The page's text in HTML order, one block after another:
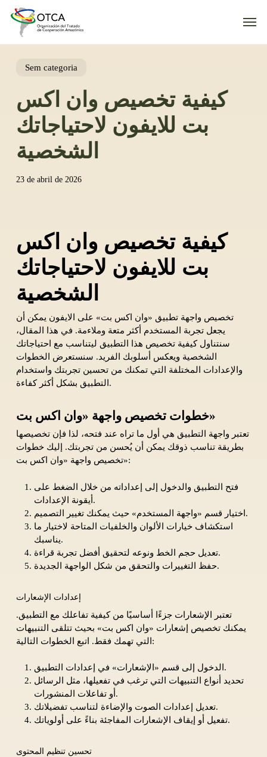
content
Menu
Sem categoria
كيفية تخصيص وان اكس
بت للايفون لاحتياجاتك
الشخصية
23 de abril de 2026
كيفية تخصيص وان اكس
بت للايفون لاحتياجاتك
الشخصية
تخصيص واجهة تطبيق «وان اكس بت» على الايفون يمكن أن
يجعل تجربة المستخدم أكثر متعة وملاءمة. في هذا المقال،
سنتناول كيفية تخصيص هذا التطبيق ليتناسب مع احتياجاتك
الشخصية ويعكس أسلوبك الفريد. سنستعرض الخطوات
والإعدادات المختلفة التي تمكنك من تحسين تجربتك واستخدام
التطبيق بشكل أكثر كفاءة.
خطوات تخصيص واجهة «وان اكس بت»
تعتبر واجهة التطبيق هي أول ما تراه عند فتحه، لذا فإن تخصيصها
بطريقة تناسب ذوقك يمكن أن يُحسن من تجربتك. إليك خطوات
تخصيص واجهة «وان اكس بت»:
فتح التطبيق والدخول إلى إعداداته من خلال الضغط على
أيقونة الإعدادات.
اختيار قسم «واجهة المستخدم» حيث يمكنك تغيير التصميم.
استكشاف خيارات الألوان والخلفيات المتاحة لاختيار ما
يناسبك.
تعديل حجم الخط ونوعه لتحقيق أفضل تجربة قراءة.
حفظ التغييرات والتحقق من شكل الواجهة الجديدة.
إعدادات الإشعارات
تعتبر الإشعارات جزءًا أساسيًا من كيفية تفاعلك مع التطبيق.
يمكنك تخصيص إشعارات «وان اكس بت» بحيث تتلقى التنبيهات
التي تهمك فقط. اتبع الخطوات التالية:
الدخول إلى قسم «الإشعارات» في إعدادات التطبيق.
تحديد أنواع التنبيهات التي ترغب في تفعيلها، مثل الرسائل
أو تفاعلات المنشورات.
تعديل إعدادات الصوت والإضاءة لتناسب تفضيلاتك.
تفعيل أو إيقاف الإشعارات المفاجئة بناءً على أولوياتك.
تحسين تنظيم المحتوى